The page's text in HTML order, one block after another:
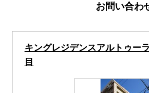
お問い合わ
キングレジデンスアルトゥー
目